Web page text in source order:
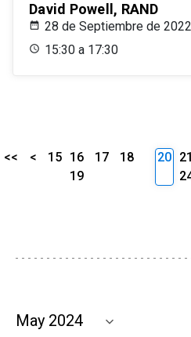
David Powell, RAND
28 de Septiembre de 2022
15:30 a 17:30
<< < 15 16 17
18
19
20 21